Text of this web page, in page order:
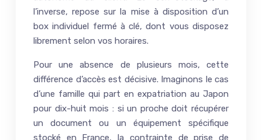
l’inverse, repose sur la mise à disposition d’un
box individuel fermé à clé, dont vous disposez
librement selon vos horaires.
Pour une absence de plusieurs mois, cette
différence d’accès est décisive. Imaginons le cas
d’une famille qui part en expatriation au Japon
pour dix-huit mois : si un proche doit récupérer
un document ou un équipement spécifique
stocké en France, la contrainte de prise de